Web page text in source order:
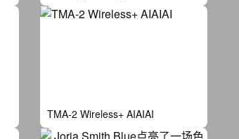
TMA-2 Wireless+ AIAIAI